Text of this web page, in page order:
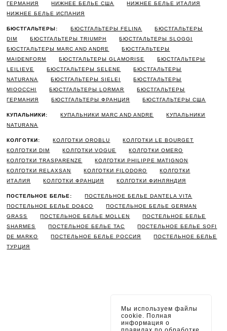
ГЕРМАНИЯ
НИЖНЕЕ БЕЛЬЕ США
НИЖНЕЕ БЕЛЬЕ ИТАЛИЯ
НИЖНЕЕ БЕЛЬЕ ИСПАНИЯ
БЮСТГАЛЬТЕРЫ: БЮСТГАЛЬТЕРЫ FELINA
БЮСТГАЛЬТЕРЫ
DIM
БЮСТГАЛЬТЕРЫ TRIUMPH
БЮСТГАЛЬТЕРЫ SLOGGI
БЮСТГАЛЬТЕРЫ MARC AND ANDRE
БЮСТГАЛЬТЕРЫ
MAIDENFORM
БЮСТГАЛЬТЕРЫ GLAMORISE
БЮСТГАЛЬТЕРЫ
LEILIEVE
БЮСТГАЛЬТЕРЫ SELENE
БЮСТГАЛЬТЕРЫ
NATURANA
БЮСТГАЛЬТЕРЫ SIELEI
БЮСТГАЛЬТЕРЫ
MIOOCCHI
БЮСТГАЛЬТЕРЫ LORMAR
БЮСТГАЛЬТЕРЫ
ГЕРМАНИЯ
БЮСТГАЛЬТЕРЫ ФРАНЦИЯ БЮСТГАЛЬТЕРЫ США
КУПАЛЬНИКИ: КУПАЛЬНИКИ MARC AND ANDRE
КУПАЛЬНИКИ
NATURANA
КОЛГОТКИ: КОЛГОТКИ OROBLU
КОЛГОТКИ LE BOURGET
КОЛГОТКИ DIM
КОЛГОТКИ VOGUE
КОЛГОТКИ OMERO
КОЛГОТКИ TRASPARENZE
КОЛГОТКИ PHILIPPE MATIGNON
КОЛГОТКИ RELAXSAN
КОЛГОТКИ FILODORO
КОЛГОТКИ
ИТАЛИЯ
КОЛГОТКИ ФРАНЦИЯ КОЛГОТКИ ФИНЛЯНДИЯ
ПОСТЕЛЬНОЕ БЕЛЬЕ:
ПОСТЕЛЬНОЕ БЕЛЬЕ DANTELA VITA
ПОСТЕЛЬНОЕ БЕЛЬЕ DO&CO
ПОСТЕЛЬНОЕ БЕЛЬЕ GERMAN
GRASS
ПОСТЕЛЬНОЕ БЕЛЬЕ MOLLEN
ПОСТЕЛЬНОЕ БЕЛЬЕ
SHARMES
ПОСТЕЛЬНОЕ БЕЛЬЕ TAC
ПОСТЕЛЬНОЕ БЕЛЬЕ SOFI
DE MARKO
ПОСТЕЛЬНОЕ БЕЛЬЕ РОССИЯ
ПОСТЕЛЬНОЕ БЕЛЬЕ
ТУРЦИЯ
Мы используем файлы
cookie. Полная
информация о